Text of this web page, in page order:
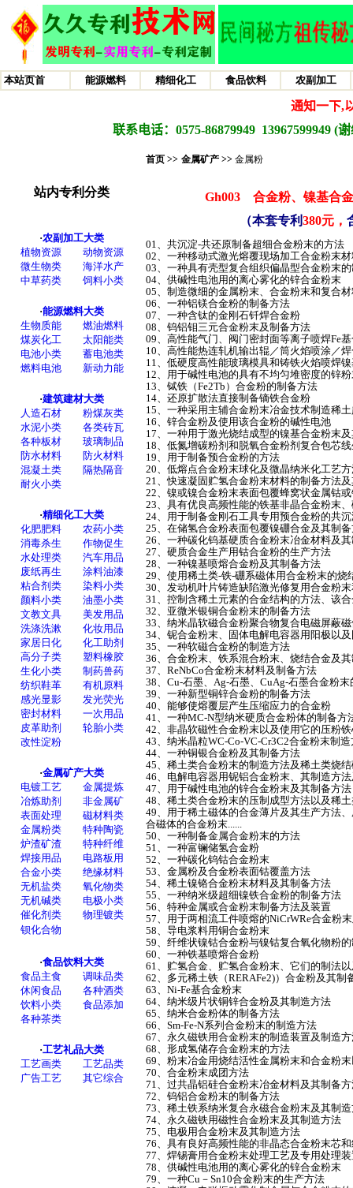
首页 >> 金属矿产 >> 金属粉
Gh003 合金粉、 镍基合
（本套专利380元，
01、共沉淀-共还原制备超细合金粉末的方法
02、一种移动式激光熔覆现场加工合金粉末
03、一种具有壳型复合组织偏晶型合金粉末
04、供碱性电池用的离心雾化的锌合金粉末
05、制造微细的金属粉末、合金粉末和复合
06、一种铝镁合金粉的制备方法
07、一种含钛的金刚石钎焊合金粉
08、钨铝钼三元合金粉末及制备方法
09、高性能气门、阀门密封面等离子喷焊Fe
10、高性能热连轧机输出辊／筒火焰喷涂／
11、低硬度高性能玻璃模具和铸铁火焰喷焊
12、用于碱性电池的具有不均匀堆密度的锌
13、铽铁（Fe2Tb）合金粉的制备方法
14、还原扩散法直接制备镝铁合金粉
15、一种采用主辅合金粉末冶金技术制造稀
16、锌合金粉及使用该合金粉的碱性电池
17、一种用于激光烧结成型的镍基合金粉末
18、低氮增碳粉剂和脱氧合金粉剂复合包芯
19、用于制备预合金粉的方法
20、低熔点合金粉末球化及微晶纳米化工艺
21、快速凝固贮氢合金粉末材料的制备方法
22、镍或镍合金粉末表面包覆蜂窝状金属钴
23、具有优良高频性能的铁基非晶合金粉末
24、用于制备金刚石工具专用预合金粉的共
25、在储氢合金粉表面包覆镍硼合金及其制
26、一种碳化钨基硬质合金粉末冶金材料及
27、硬质合金生产用钴合金粉的生产方法
28、一种镍基喷熔合金粉及其制备方法
29、使用稀土类-铁-硼系磁体用合金粉末的烧
30、发动机叶片铸造缺陷激光修复用合金粉
31、控制含稀土元素的合金结构的方法、该
32、亚微米银铜合金粉末的制备方法
33、纳米晶软磁合金粉聚合物复合电磁屏蔽
34、铌合金粉末、固体电解电容器用阳极以
35、一种软磁合金粉的制造方法
36、合金粉末、铁系混合粉末、烧结合金及
37、ReNbCo合金粉末材料及制备方法
38、Cu-石墨、Ag-石墨、CuAg-石墨合金粉
39、一种新型铜锌合金粉的制备方法
40、能够使熔覆层产生压缩应力的合金粉
41、一种MC-N型纳米硬质合金粉体的制备方
42、非晶软磁性合金粉末以及使用它的压粉
43、纳米晶粒WC-Co-VC-Cr3C2合金粉末制
44、一种铜银合金粉及其制备方法
45、稀土类合金粉末的制造方法及稀土类烧
46、电解电容器用铌铝合金粉末、其制造方
47、用于碱性电池的锌合金粉末及其制备方法
48、稀土类合金粉末的压制成型方法以及稀
49、用于稀土磁体的合金薄片及其生产方法
合磁体的合金粉末......
50、一种制备金属合金粉末的方法
51、一种富镧储氢合金粉
52、一种碳化钨钴合金粉末
53、金属粉及合金粉表面钴覆盖方法
54、稀土镍铬合金粉末材料及其制备方法
55、一种纳米级超细镍铁合金粉的制备方法
56、特种金属或合金粉末制备方法及装置
57、用于两相流工件喷熔的NiCrWRe合金粉
58、导电浆料用铜合金粉末
59、纤维状镍钴合金粉与镍钴复合氧化物粉
60、一种铁基喷熔合金粉
61、贮氢合金、贮氢合金粉末、它们的制法
62、多元稀土铁（RERAFe2)）合金粉及其制
63、Ni-Fe基合金粉末
64、纳米级片状铜锌合金粉及其制造方法
65、纳米合金粉体的制备方法
66、Sm-Fe-N系列合金粉末的制造方法
67、永久磁铁用合金粉末的制造装置及制造
68、形成氢储存合金粉末的方法
69、粉末冶金用烧结活性金属粉末和合金粉
70、合金粉末成团方法
71、过共晶铝硅合金粉末冶金材料及其制备
72、钨铝合金粉末的制备方法
73、稀土铁系纳米复合永磁合金粉末及其制
74、永久磁铁用磁性合金粉末及其制造方法
75、电极用合金粉末及其制造方法
76、具有良好高频性能的非晶态合金粉末芯
77、焊锡膏用合金粉末处理工艺及专用处理
78、供碱性电池用的离心雾化的锌合金粉末
79、一种Cu－Sn10合金粉末的生产方法